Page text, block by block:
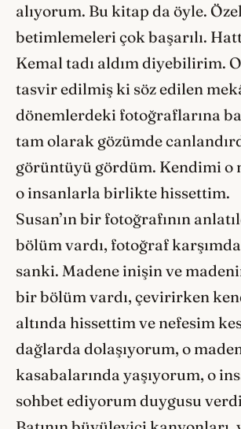
alıyorum. Bu kitap da öyle.
betimlemeleri çok başarılı.
Kemal tadı aldım diyebilirim.
tasvir edilmiş ki söz edilen
dönemlerdeki fotoğraflarına
tam olarak gözümde
görüntüyü gördüm. Kendimi o
o insanlarla birlikte hissettim.
Susan’ın bir fotoğrafının
bölüm vardı, fotoğraf
sanki. Madene inişin ve
bir bölüm vardı, çevirirken
altında hissettim ve nefesim
dağlarda dolaşıyorum, o
kasabalarında yaşıyorum, o
sohbet ediyorum duygusu